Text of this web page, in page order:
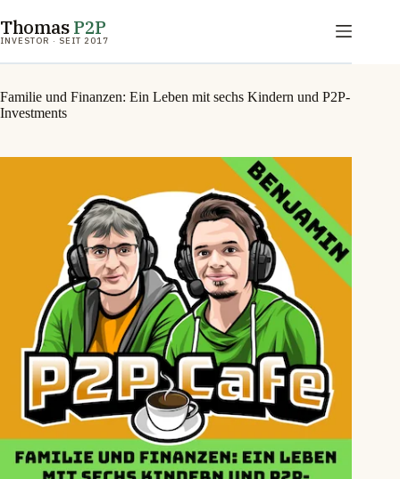
Inhalt
springen
ThomasP2P
INVESTOR · SEIT 2017
Familie und Finanzen: Ein Leben mit sechs Kindern und P2P-
Investments